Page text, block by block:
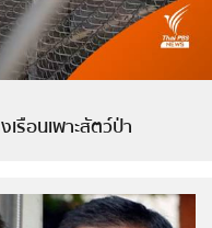
รือนเพาะสัตว์ป่า